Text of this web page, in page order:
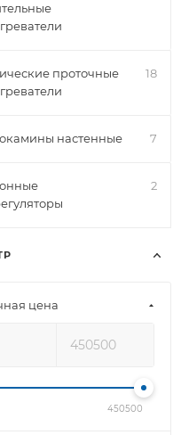
проточные
18
настенные 7
2
цена
450500